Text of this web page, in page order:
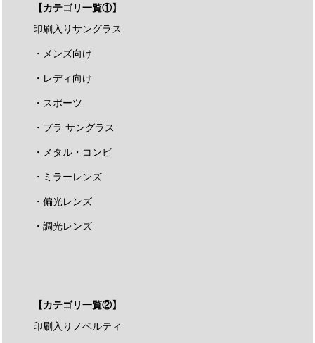
【カテゴリ一覧①】
印刷入りサングラス
・メンズ向け
・レディ向け
・スポーツ
・プラ サングラス
・メタル・コンビ
・ミラーレンズ
・偏光レンズ
・調光レンズ
【カテゴリ一覧②】
印刷入りノベルティ